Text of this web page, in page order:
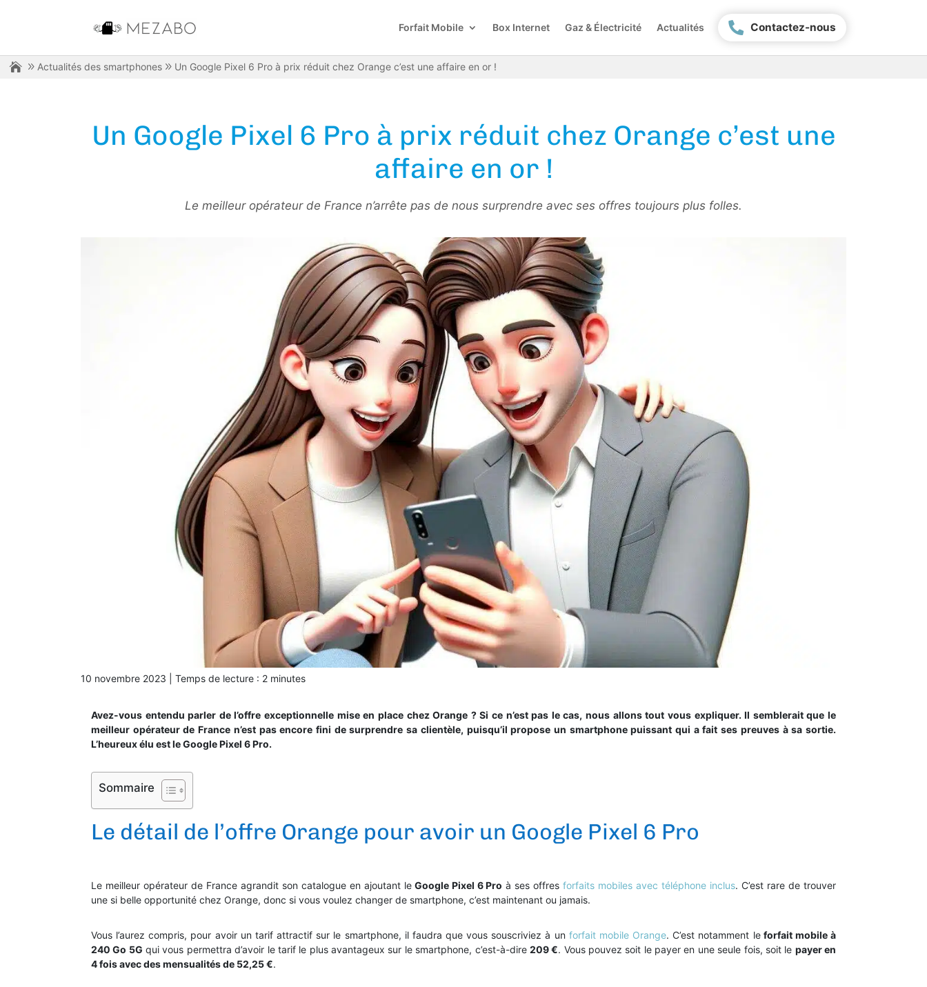
Forfait Mobile Box Internet Gaz & Électricité Actualités Contactez-nous
Actualités des smartphones Un Google Pixel 6 Pro à prix réduit chez Orange c’est une affaire en or !
Un Google Pixel 6 Pro à prix réduit chez Orange c’est une
affaire en or !
Le meilleur opérateur de France n’arrête pas de nous surprendre avec ses offres toujours plus folles.
10 novembre 2023 Temps de lecture : 2 minutes
Avez-vous entendu parler de l’offre exceptionnelle mise en place chez Orange ? Si ce n’est pas le cas, nous allons tout vous expliquer. Il semblerait que le
meilleur opérateur de France n’est pas encore fini de surprendre sa clientèle, puisqu’il propose un smartphone puissant qui a fait ses preuves à sa sortie.
L’heureux élu est le Google Pixel 6 Pro.
Sommaire
Le détail de l’offre Orange pour avoir un Google Pixel 6 Pro
Le meilleur opérateur de France agrandit son catalogue en ajoutant leGoogle Pixel 6 Pro à ses offresforfaits mobiles avec téléphone inclus. C’est rare de trouver
une si belle opportunité chez Orange, donc si vous voulez changer de smartphone, c’est maintenant ou jamais.
Vous l’aurez compris, pour avoir un tarif attractif sur le smartphone, il faudra que vous souscriviez à un forfait mobile Orange. C’est notamment leforfait mobile à
240 Go 5G qui vous permettra d’avoir le tarif le plus avantageux sur le smartphone, c’est-à-dire 209 €. Vous pouvez soit le payer en une seule fois, soit le payer en
4 fois avec des mensualités de 52,25 €.